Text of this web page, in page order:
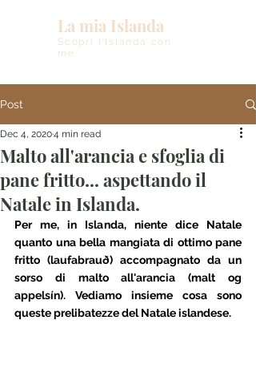
La mia Islanda
Scopri l'Islanda con
me
Post
Malto all'arancia e sfoglia di
pane fritto... aspettando il
Natale in Islanda.
Dec 4, 20204 min read
Per me, in Islanda, niente dice Natale
quanto una bella mangiata di ottimo pane
fritto (laufabrauð) accompagnato da un
sorso di malto all'arancia (malt og
appelsín). Vediamo insieme cosa sono
queste prelibatezze del Natale islandese.